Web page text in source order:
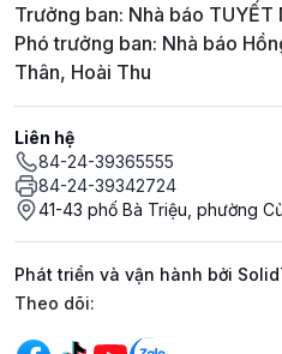
Trưởng ban: Nhà báo TUYẾT
Phó trưởng ban: Nhà báo
Thân, Hoài Thu
Liên hệ
84-24-39365555
84-24-39342724
41-43 phố Bà Triệu, phường
Phát triển và vận hành bởi
Mạng xã hội
Theo dõi: